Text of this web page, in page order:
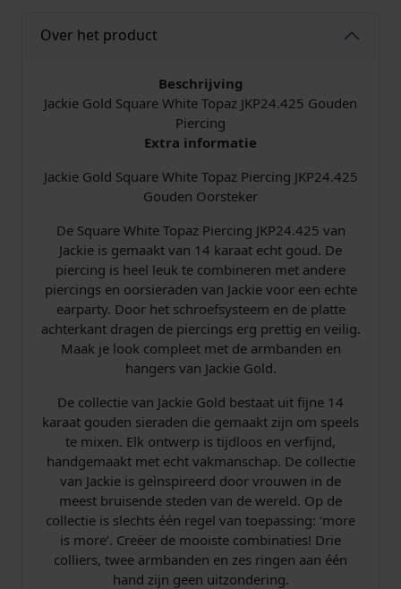
T
a
e
i
n
g
J
K
P
2
4
2
n
Over het product
Beschrijving
Jackie Gold Square White Topaz JKP24.425 Gouden
Piercing
Extra informatie
Jackie Gold Square White Topaz Piercing JKP24.425
Gouden Oorsteker
De Square White Topaz Piercing JKP24.425 van
Jackie is gemaakt van 14 karaat echt goud. De
piercing is heel leuk te combineren met andere
piercings en oorsieraden van Jackie voor een echte
earparty. Door het schroefsysteem en de platte
achterkant dragen de piercings erg prettig en veilig.
Maak je look compleet met de armbanden en
hangers van Jackie Gold.
De collectie van Jackie Gold bestaat uit fijne 14
karaat gouden sieraden die gemaakt zijn om speels
te mixen. Elk ontwerp is tijdloos en verfijnd,
handgemaakt met echt vakmanschap. De collectie
van Jackie is geìnspireerd door vrouwen in de
meest bruisende steden van de wereld. Op de
collectie is slechts één regel van toepassing: ‘more
is more’. Creëer de mooiste combinaties! Drie
colliers, twee armbanden en zes ringen aan één
hand zijn geen uitzondering.